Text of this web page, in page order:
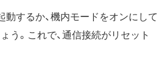
動するか、機内モードをオンにして
う。これで、通信接続がリセット